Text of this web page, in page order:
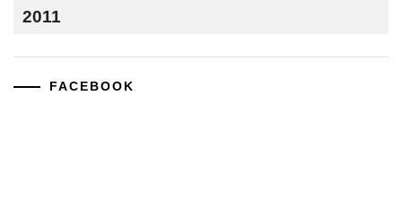
2011
FACEBOOK